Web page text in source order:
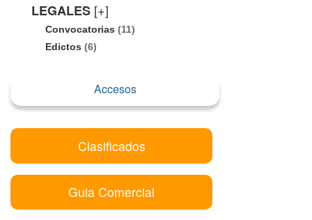
LEGALES [+]
Convocatorias (11)
Edictos (6)
Accesos
Clasificados
Guia Comercial